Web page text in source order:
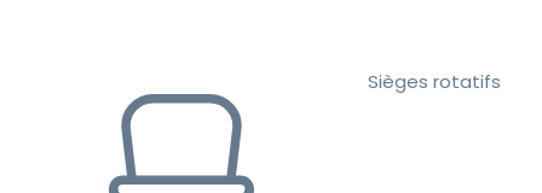
Sièges rotatifs